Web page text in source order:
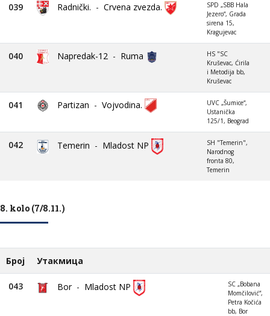
039 Radnički. - Crvena zvezda.
SPD „SBB Hala
Jezero“, Grada
sirena 15,
Kragujevac
040 Napredak-12 - Ruma
HS "SC
Kruševac, Ćirila
i Metodija bb,
Kruševac
041 Partizan - Vojvodina.
UVC „Šumice“,
Ustanička
125/1, Beograd
042 Temerin - Mladost NP
SH "Temerin",
Narodnog
fronta 80,
Temerin
8. kolo (7/8.11.)
Број Утакмица
043 Bor - Mladost NP
SC „Bobana
Momčilović“,
Petra Kočića
bb, Bor